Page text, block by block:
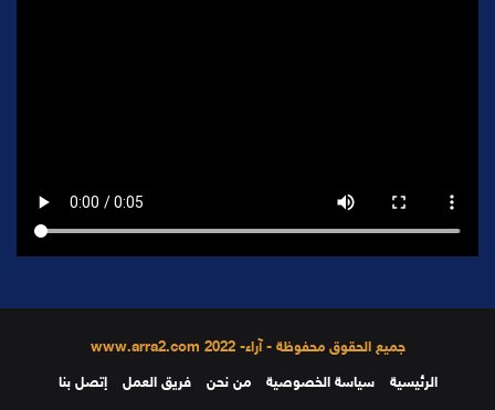
جميع الحقوق محفوظة - آراء- 2022 www.arra2.com
الرئيسية
سياسة الخصوصية من نحن فريق العمل إتصل بنا